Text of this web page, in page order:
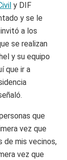
y DIF
y se le
a los
se realizan
y su equipo
que ir a
que
vez que
de mis vecinos,
vez que